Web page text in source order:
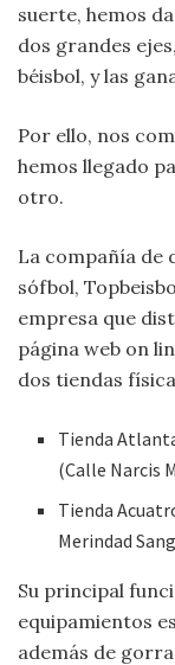
suerte, hemos
dos grandes
béisbol, y las
Por ello, nos
hemos llegado
otro.
La compañía de
sófbol,
empresa que
página web on
dos tiendas
Tienda
(Calle Narcis
Tienda
Merindad
Su principal
equipamientos
además de